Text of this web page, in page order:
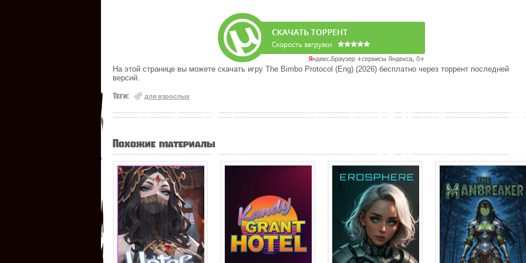
На этой странице вы можете скачать игру The Bimbo Protocol (Eng) (2026) бесплатно через торрент последней
версий.
Теги: для взрослых
Похожие материалы